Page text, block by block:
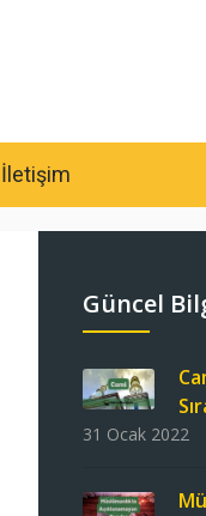
İletişim
Güncel
31 Ocak 2022